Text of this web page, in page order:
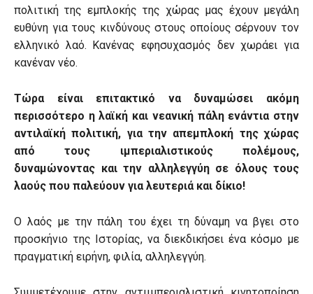
πολιτική της εμπλοκής της χώρας μας έχουν μεγάλη
ευθύνη για τους κινδύνους στους οποίους σέρνουν τον
ελληνικό λαό. Κανένας εφησυχασμός δεν χωράει για
κανέναν νέο.
Τώρα είναι επιτακτικό να δυναμώσει ακόμη
περισσότερο η λαϊκή και νεανική πάλη ενάντια στην
αντιλαϊκή πολιτική, για την απεμπλοκή της χώρας
από τους ιμπεριαλιστικούς πολέμους,
δυναμώνοντας και την αλληλεγγύη σε όλους τους
λαούς που παλεύουν για λευτεριά και δίκιο!
Ο λαός με την πάλη του έχει τη δύναμη να βγει στο
προσκήνιο της Ιστορίας, να διεκδικήσει ένα κόσμο με
πραγματική ειρήνη, φιλία, αλληλεγγύη.